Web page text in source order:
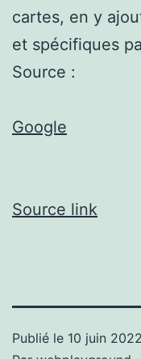
cartes, en y
et spécifiques
Source :
Google
Source link
Publié le 10 juin 2022